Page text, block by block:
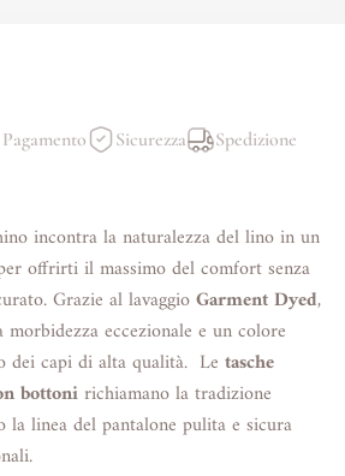
Sicurezza Spedizione
incontra la naturalezza del lino in un
offrirti il massimo del comfort senza
Grazie al lavaggioGarment Dyed,
eccezionale e un colore
dei capi di alta qualità. Le tasche
bottonirichiamano la tradizione
la linea del pantalone pulita e sicura